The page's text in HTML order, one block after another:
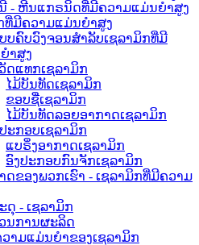
- ຫີນແກຣນິດທີ່ມີຄວາມແມ່ນຍໍາສູງ
ທີ່ມີຄວາມແມ່ນຍໍາສູງ
ບຄົບວົງຈອນສຳລັບເຊລາມິກທີ່ມີ
າສູງ
ດແທກເຊລາມິກ
ໄມ້ບັນທັດເຊລາມິກ
ຂອບຊື່ເຊລາມິກ
ໄມ້ບັນທັດລອຍອາກາດເຊລາມິກ
ະກອບເຊລາມິກ
ແບຣິ່ງອາກາດເຊລາມິກ
ອົງປະກອບກົນຈັກເຊລາມິກ
ດຂອງພວກເຮົາ - ເຊລາມິກທີ່ມີຄວາມ
ດຸ - ເຊລາມິກ
ນການຜະລິດ
າມແມ່ນຍຳຂອງເຊລາມິກ